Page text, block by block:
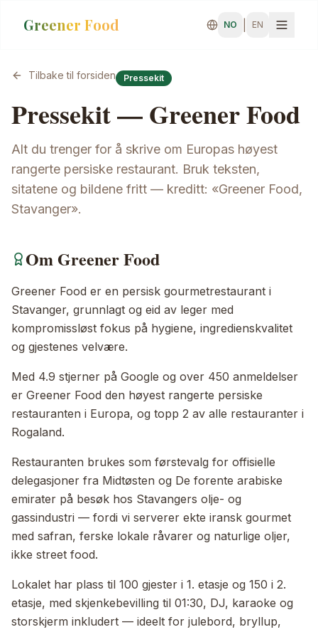
Greener Food NO EN
Tilbake til forsiden Pressekit
Pressekit — Greener Food
Alt du trenger for å skrive om Europas høyest
rangerte persiske restaurant. Bruk teksten,
sitatene og bildene fritt — kreditt: «Greener Food,
Stavanger».
Om Greener Food
Greener Food er en persisk gourmetrestaurant i
Stavanger, grunnlagt og eid av leger med
kompromissløst fokus på hygiene, ingredienskvalitet
og gjestenes velvære.
Med 4.9 stjerner på Google og over 450 anmeldelser
er Greener Food den høyest rangerte persiske
restauranten i Europa, og topp 2 av alle restauranter i
Rogaland.
Restauranten brukes som førstevalg for offisielle
delegasjoner fra Midtøsten og De forente arabiske
emirater på besøk hos Stavangers olje- og
gassindustri — fordi vi serverer ekte iransk gourmet
med safran, ferske lokale råvarer og naturlige oljer,
ikke street food.
Lokalet har plass til 100 gjester i 1. etasje og 150 i 2.
etasje, med skjenkebevilling til 01:30, DJ, karaoke og
storskjerm inkludert — ideelt for julebord, bryllup,